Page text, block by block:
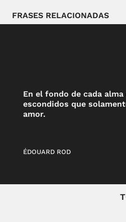
FRASES RELACIONADAS
En el fondo de cada
escondidos que
amor.
ÉDOUARD ROD